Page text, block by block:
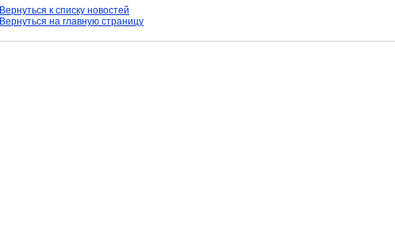
Вернуться к списку новостей
Вернуться на главную страницу